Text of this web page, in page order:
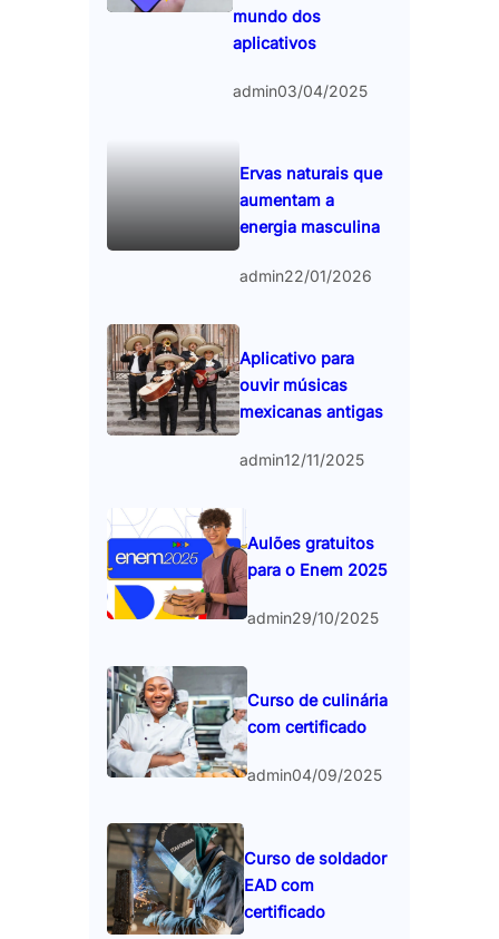
mundo dos
aplicativos
admin03/04/2025
Ervas naturais que
aumentam a
energia masculina
admin22/01/2026
Aplicativo para
ouvir músicas
mexicanas antigas
admin12/11/2025
Aulões gratuitos
para o Enem 2025
admin29/10/2025
Curso de culinária
com certificado
admin04/09/2025
Curso de soldador
EAD com
certificado